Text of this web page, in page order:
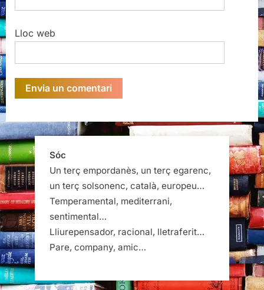
Lloc web
Sóc
Un terç empordanès, un terç egarenc,
un terç solsonenc, català, europeu…
Temperamental, mediterrani,
sentimental…
Lliurepensador, racional, lletraferit…
Pare, company, amic…